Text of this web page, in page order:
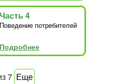
Часть 4
Поведение потребителей
Подробнее
7 Еще